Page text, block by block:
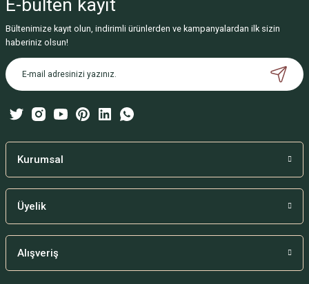
Görüş ve önerileriniz için teşekkür ederiz.
Ürün resmi kalitesiz, bozuk veya görüntülenemiyor.
Ürün açıklamasında eksik bilgiler bulunuyor.
Ürün bilgilerinde hatalar bulunuyor.
Bu ürüne benzer farklı alternatifler olmalı.
E-bülten kayıt
Bültenimize kayıt olun, indirimli ürünlerden ve kampanyalardan ilk sizin
haberiniz olsun!
Kurumsal
Üyelik
Alışveriş